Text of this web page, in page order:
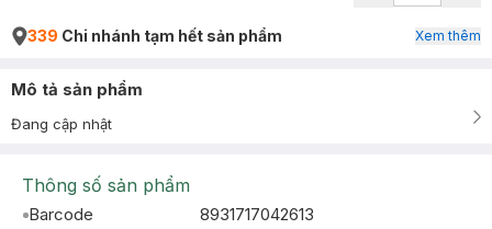
339 Chi nhánh tạm hết sản phẩm Xem thêm
Mô tả sản phẩm
Đang cập nhật
Thông số sản phẩm
Barcode
8931717042613